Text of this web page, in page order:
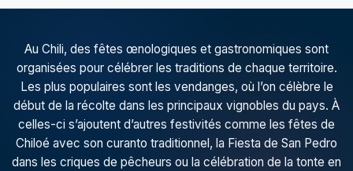
Au Chili, des fêtes œnologiques et gastronomiques sont
organisées pour célébrer les traditions de chaque territoire.
Les plus populaires sont les vendanges, où l’on célèbre le
début de la récolte dans les principaux vignobles du pays. À
celles-ci s’ajoutent d’autres festivités comme les fêtes de
Chiloé avec son curanto traditionnel, la Fiesta de San Pedro
dans les criques de pêcheurs ou la célébration de la tonte en